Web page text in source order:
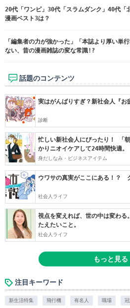
20代「ワンピ」30代「スラムダンク」40代
漫画ベスト3は？
「編集者の力が強かった」「本誌より厚い単
ない、昔の漫画雑誌の変な常識!?
話題のコンテンツ
実はがんばりすぎ？新社会人『お
診断
忙しい新社会人にぴったり！ 「
かりニオイケアして24時間快適。
身だしなみ・ビジネスアイテム
ウワサの真実がここにある！？
社会人ライフ
視点を変えれば、世の中は変わ
たえたいこと。
社会人ライフ
もっと見る
注目キーワード
新生活特集 飛行機 有名人 職場